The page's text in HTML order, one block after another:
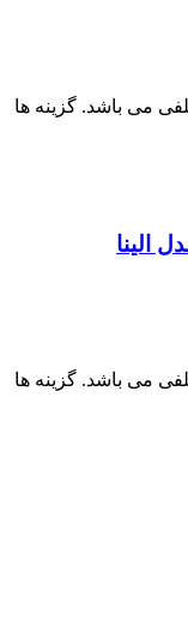
می باشد. گزینه ها
می باشد. گزینه ها